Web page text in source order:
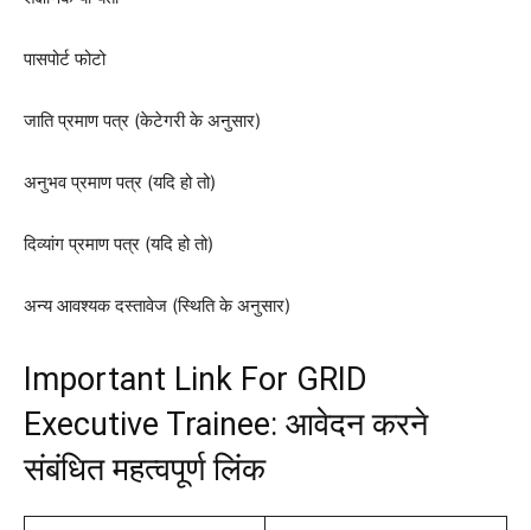
पासपोर्ट फोटो
जाति प्रमाण पत्र (केटेगरी के अनुसार)
अनुभव प्रमाण पत्र (यदि हो तो)
दिव्यांग प्रमाण पत्र (यदि हो तो)
अन्य आवश्यक दस्तावेज (स्थिति के अनुसार)
Important Link For GRID
Executive Trainee: आवेदन करने
संबंधित महत्वपूर्ण लिंक